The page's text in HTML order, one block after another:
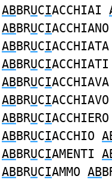
ABBRUCIACCHIAI
ABBRUCIACCHIANO
ABBRUCIACCHIATA
ABBRUCIACCHIATI
ABBRUCIACCHIAVA
ABBRUCIACCHIAVO
ABBRUCIACCHIERO
ABBRUCIACCHIO
ABBRUCIAMENTI
ABBRUCIAMMO AB